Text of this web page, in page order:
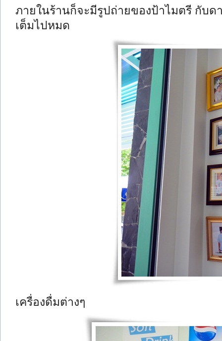
ภายในร้านก็จะมีรูปถ่ายของป้าไมตรี กับ
เต็มไปหมด
เครื่องดื่มต่างๆ